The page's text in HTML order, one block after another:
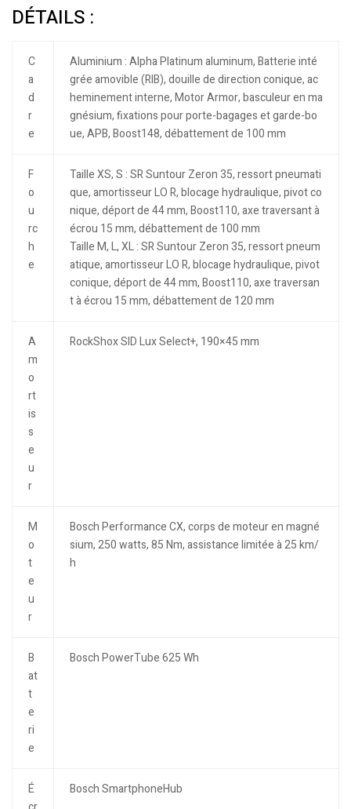
DÉTAILS :
C
a
d
r
e
Aluminium : Alpha Platinum aluminum, Batterie inté
grée amovible (RIB), douille de direction conique, ac
heminement interne, Motor Armor, basculeur en ma
gnésium, fixations pour porte-bagages et garde-bo
ue, APB, Boost148, débattement de 100 mm
F
o
u
rc
h
e
Taille XS, S : SR Suntour Zeron 35, ressort pneumati
que, amortisseur LO R, blocage hydraulique, pivot co
nique, déport de 44 mm, Boost110, axe traversant à
écrou 15 mm, débattement de 100 mm
Taille M, L, XL : SR Suntour Zeron 35, ressort pneum
atique, amortisseur LO R, blocage hydraulique, pivot
conique, déport de 44 mm, Boost110, axe traversan
t à écrou 15 mm, débattement de 120 mm
A
m
o
rt
is
s
e
u
r
RockShox SID Lux Select+, 190×45 mm
M
o
t
e
u
r
Bosch Performance CX, corps de moteur en magné
sium, 250 watts, 85 Nm, assistance limitée à 25 km/
h
B
at
t
e
ri
e
Bosch PowerTube 625 Wh
É
Bosch SmartphoneHub